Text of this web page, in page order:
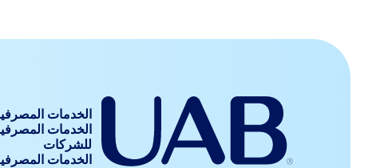
الخدمات
الخدمات
للشركات
الخدمات